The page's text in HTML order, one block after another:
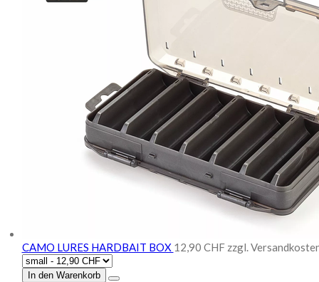
CAMO LURES HARDBAIT BOX 12,90 CHF zzgl.
In den Warenkorb